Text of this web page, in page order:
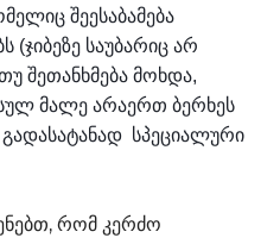
შეესაბამება
(ჯიბეზე საუბარიც არ
შეთანხმება მოხდა,
მალე არაერთ ბერხეს
გადასატანად სპეციალური
რომ კერძო